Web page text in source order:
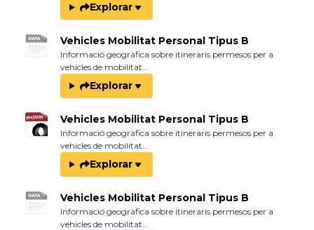
Explorar
Vehicles Mobilitat Personal Tipus B
Informació geogràfica sobre itineraris permesos per a
vehicles de mobilitat...
Explorar
Vehicles Mobilitat Personal Tipus B
Informació geogràfica sobre itineraris permesos per a
vehicles de mobilitat...
Explorar
Vehicles Mobilitat Personal Tipus B
Informació geogràfica sobre itineraris permesos per a
vehicles de mobilitat...